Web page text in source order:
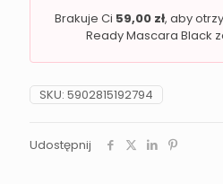
Brakuje Ci 59,00 zł, aby
Ready Mascara Black
SKU: 5902815192794
Udostępnij